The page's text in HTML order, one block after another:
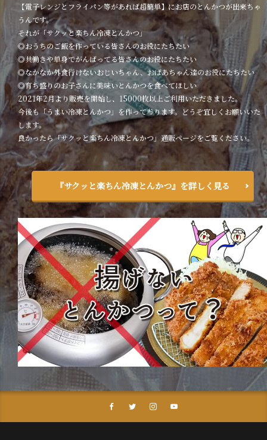
【電子レンジとフライパン等があれば超簡単】にお店のとんかつが出来ちゃ
うんです。
それが「サクッと楽ちん冷凍とんかつ」
◎おうちのご飯を作っている皆さんのお役にたちたい
◎共働きや単身でがんばってる皆さんのお役にたちたい
◎なかなか外食行けないおじいちゃん、おばあちゃん達のお役にたちたい
◎育ち盛りのお子さんに美味いとんかつを食べてほしい
2021年2月より販売を開始し、15000枚以上ご利用いただきました。
今後も「うまい冷凍とんかつ」を作って参ります。どうぞ宜しくお願いいた
します。
良かったら「サクッと楽ちん冷凍とんかつ」通販ページをご覧ください。
『サクッと楽ちん冷凍とんかつ』を詳しく見る